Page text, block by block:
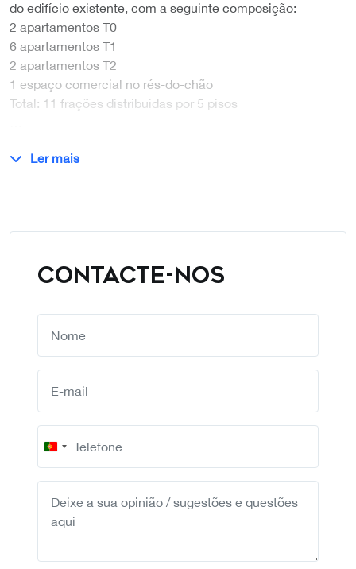
do edifício existente, com a seguinte composição:
2 apartamentos T0
6 apartamentos T1
2 apartamentos T2
1 espaço comercial no rés-do-chão
Total: 11 frações distribuídas por 5 pisos
Ler mais
CONTACTE-NOS
Portugal
+351